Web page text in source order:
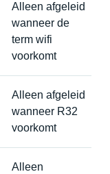
Alleen afgeleid
wanneer de
term wifi
voorkomt
Alleen afgeleid
wanneer R32
voorkomt
Alleen